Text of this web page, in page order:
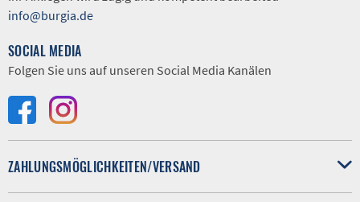
info@burgia.de
SOCIAL MEDIA
Folgen Sie uns auf unseren Social Media Kanälen
ZAHLUNGSMÖGLICHKEITEN/VERSAND